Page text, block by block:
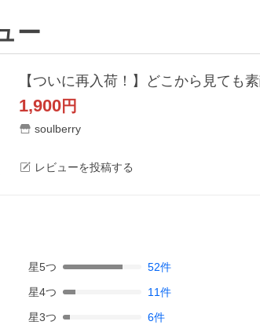
ー
1,900円
soulberry
レビューを投稿する
星5つ 52件
星4つ 11件
星3つ 6件